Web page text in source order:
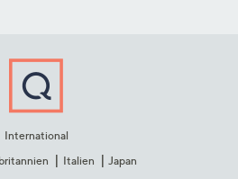
International
Italien Japan